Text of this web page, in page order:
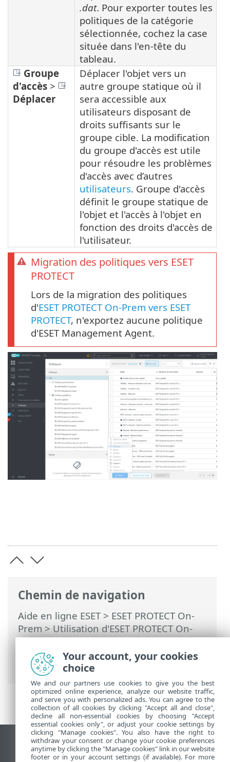
Chemin de navigation
Aide en ligne ESET> ESET PROTECT On-
Prem>Utilisation d'ESET PROTECT On-
Prem>ESET PROTECT On-Prem Menu
principal
>Politiques> Gérer les
politiques
.dat. Pour exporter toutes les
politiques de la catégorie
sélectionnée, cochez la case
située dans l'en-tête du
tableau.
Groupe
d'accès >
Déplacer
Déplacer l'objet vers un
autre groupe statique où il
sera accessible aux
utilisateurs disposant de
droits suffisants sur le
groupe cible. La modification
du groupe d'accès est utile
pour résoudre les problèmes
d'accès avec d’autres
utilisateurs. Groupe d'accès
définit le groupe statique de
l'objet et l'accès à l'objet en
fonction des droits d'accès de
l'utilisateur.
Migration des politiques vers ESET
PROTECT
Lors de la migration des politiques
d'ESET PROTECT On-Prem vers ESET
PROTECT, n'exportez aucune politique
d'ESET Management Agent.
Afficher le site des postes de travail
End of Life
Your account, your cookies
choice
We and our partners use cookies to give you the best
optimized online experience, analyze our website traffic,
and serve you with personalized ads. You can agree to the
collection of all cookies by clicking "Accept all and close",
decline all non-essential cookies by choosing "Accept
essential cookies only", or adjust your cookie settings by
clicking "Manage cookies". You also have the right to
withdraw your consent or change your cookie preferences
anytime by clicking the "Manage cookies" link in our website
footer or in your account settings (if available). For more